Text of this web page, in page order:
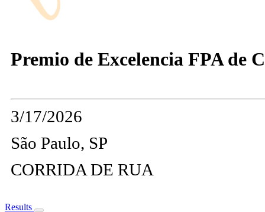
Premio de Excelencia FPA de
3/17/2026
São Paulo, SP
CORRIDA DE RUA
Results